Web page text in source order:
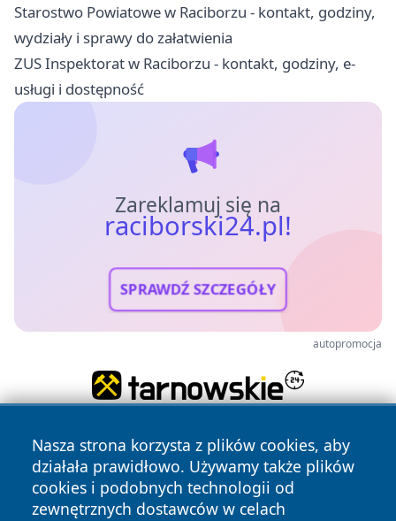
Starostwo Powiatowe w Raciborzu - kontakt, godziny,
wydziały i sprawy do załatwienia
ZUS Inspektorat w Raciborzu - kontakt, godziny, e-
usługi i dostępność
Zareklamuj się na
raciborski24.pl!
SPRAWDŹ SZCZEGÓŁY
autopromocja
Nasza strona korzysta z plików cookies, aby
działała prawidłowo. Używamy także plików
cookies i podobnych technologii od
zewnętrznych dostawców w celach